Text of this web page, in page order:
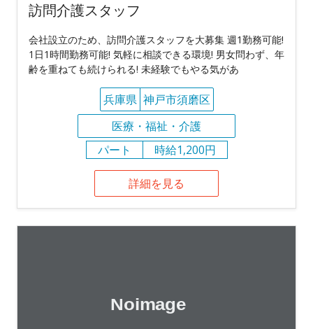
訪問介護スタッフ
会社設立のため、訪問介護スタッフを大募集 週1勤務可能!
1日1時間勤務可能! 気軽に相談できる環境! 男女問わず、年
齢を重ねても続けられる! 未経験でもやる気があ
兵庫県 神戸市須磨区
医療・福祉・介護
パート
時給1,200円
詳細を見る